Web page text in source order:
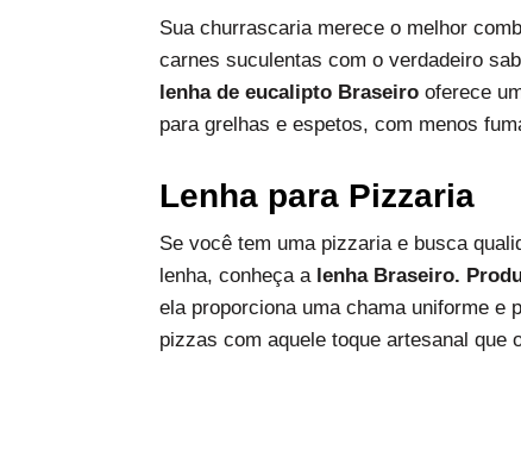
Sua churrascaria merece o melhor
carnes suculentas com o verdadeiro
lenha de eucalipto Braseiro oferece
para grelhas e espetos, com menos
Lenha para Pizzaria
Se você tem uma pizzaria e busca
lenha, conheça a lenha Braseiro.
ela proporciona uma chama uniforme e
pizzas com aquele toque artesanal que